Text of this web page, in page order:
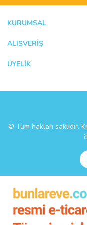
Ürün bilgilerinde
KURUMSAL
ALIŞVERİŞ
ÜYELİK
© Tüm hakları saklıdır.